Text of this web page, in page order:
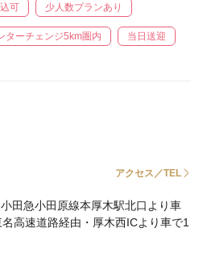
可 少人数プランあり
ターチェンジ5km圏内 当日送迎
アクセス／TEL
田急小田原線本厚木駅北口より車
高速道路経由・厚木西ICより車で1